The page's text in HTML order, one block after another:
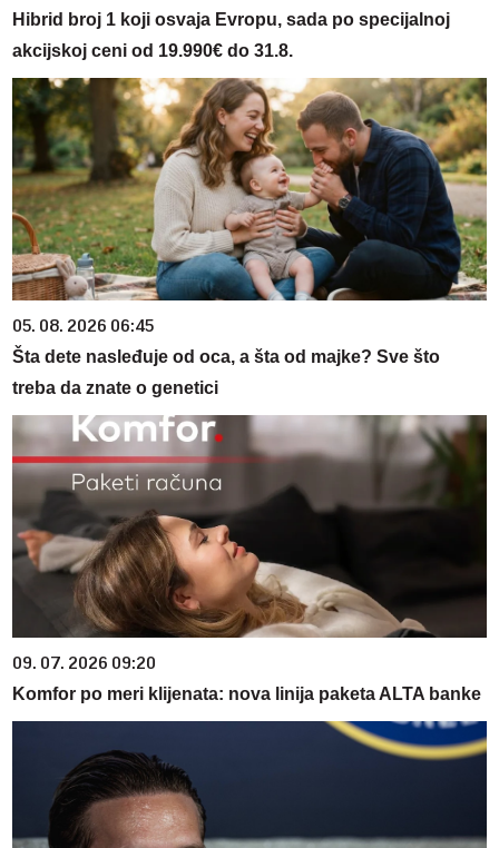
Hibrid broj 1 koji osvaja Evropu, sada po specijalnoj
akcijskoj ceni od 19.990€ do 31.8.
05. 08. 2026 06:45
Šta dete nasleđuje od oca, a šta od majke? Sve što
treba da znate o genetici
09. 07. 2026 09:20
Komfor po meri klijenata: nova linija paketa ALTA banke